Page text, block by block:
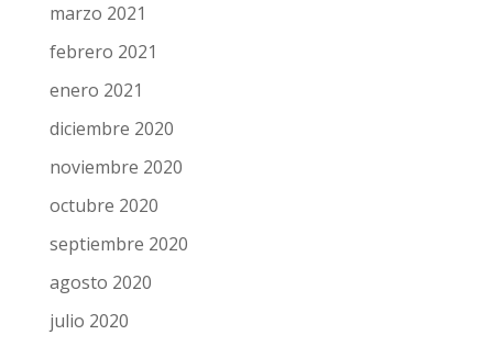
marzo 2021
febrero 2021
enero 2021
diciembre 2020
noviembre 2020
octubre 2020
septiembre 2020
agosto 2020
julio 2020